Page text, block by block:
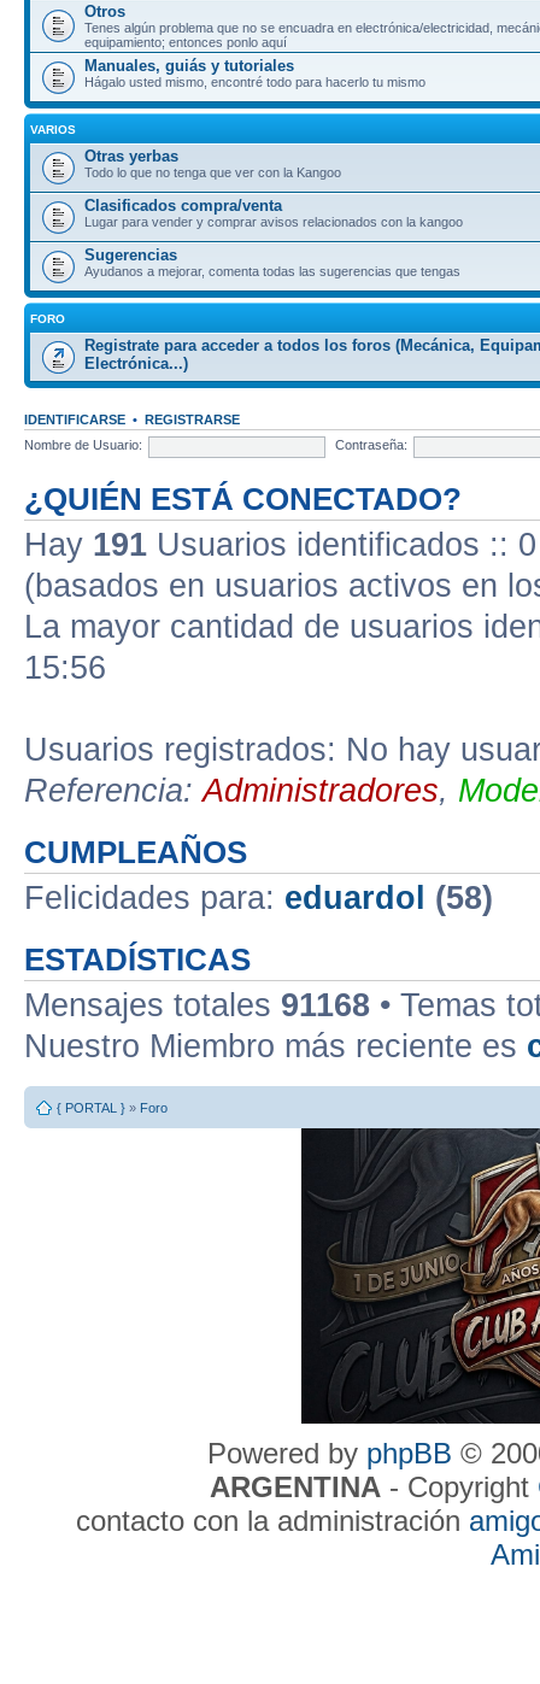
Otros
Tenes algún problema que no se encuadra en electrónica/electricidad,
equipamiento; entonces ponlo aquí
Manuales, guiás y tutoriales
Hágalo usted mismo, encontré todo para hacerlo tu mismo
VARIOS
Otras yerbas
Todo lo que no tenga que ver con la Kangoo
Clasificados compra/venta
Lugar para vender y comprar avisos relacionados con la kangoo
Sugerencias
Ayudanos a mejorar, comenta todas las sugerencias que tengas
FORO
Registrate para acceder a todos los foros (Mecánica,
Electrónica...)
IDENTIFICARSE • REGISTRARSE
Nombre de Usuario:
Contraseña:
¿QUIÉN ESTÁ CONECTADO?
Hay 191 Usuarios identificados ::
(basados en usuarios activos en
La mayor cantidad de usuarios
15:56
Usuarios registrados: No hay
Referencia:Administradores,
CUMPLEAÑOS
Felicidades para: eduardol (58)
ESTADÍSTICAS
Mensajes totales 91168 • Temas
Nuestro Miembro más reciente es
{ PORTAL } » Foro
Powered by phpBB ©
ARGENTINA- Copyright
contacto con la administración